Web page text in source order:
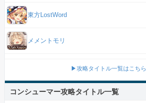
東方LostWord
メメントモリ
▶攻略タイトル一覧はこちら
コンシューマー攻略タイトル一覧